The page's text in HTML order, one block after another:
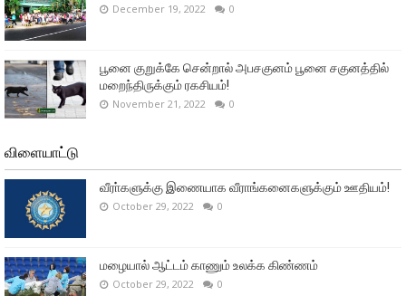
December 19, 2022 0
பூனை குறுக்கே சென்றால் அபசகுனம் பூனை சகுனத்தில்
மறைந்திருக்கும் ரகசியம்!
November 21, 2022 0
விளையாட்டு
வீரா்களுக்கு இணையாக வீராங்கனைகளுக்கும் ஊதியம்!
October 29, 2022 0
மழையால் ஆட்டம் காணும் உலக்க கிண்ணம்
October 29, 2022 0